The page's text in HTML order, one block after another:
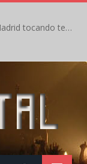
Concierto de Anette Olzon en Agosto en Madrid tocando temas de Nightwish